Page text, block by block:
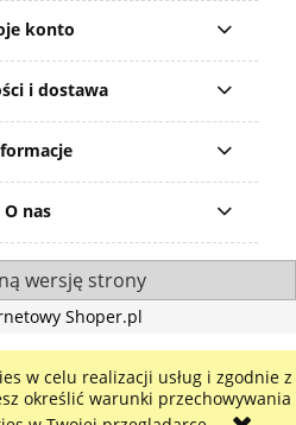
w celu realizacji usług i zgodnie z
określić warunki przechowywania
konto
i dostawa
O nas
wersję strony
Shoper.pl